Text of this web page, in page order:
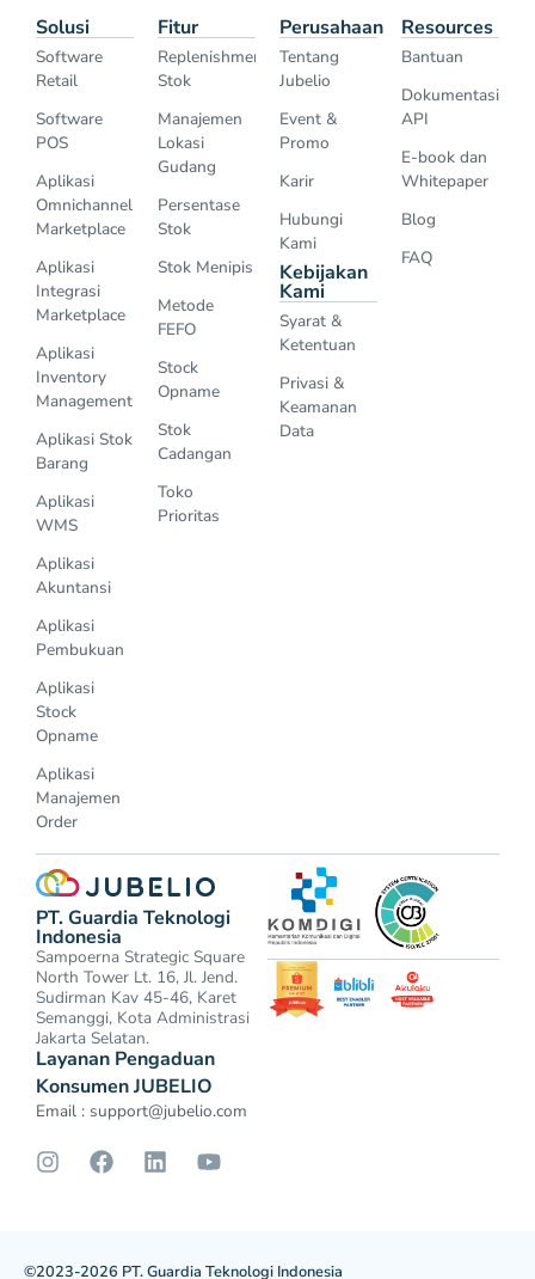
Solusi
Software
Retail
Software
POS
Aplikasi
Omnichannel
Marketplace
Aplikasi
Integrasi
Marketplace
Aplikasi
Inventory
Management
Aplikasi Stok
Barang
Aplikasi
WMS
Aplikasi
Akuntansi
Aplikasi
Pembukuan
Aplikasi
Stock
Opname
Aplikasi
Manajemen
Order
Fitur
Replenishment
Stok
Manajemen
Lokasi
Gudang
Persentase
Stok
Stok Menipis
Metode
FEFO
Stock
Opname
Stok
Cadangan
Toko
Prioritas
Perusahaan
Tentang
Jubelio
Event &
Promo
Karir
Hubungi
Kami
Kebijakan
Kami
Syarat &
Ketentuan
Privasi &
Keamanan
Data
Resources
Bantuan
Dokumentasi
API
E-book dan
Whitepaper
Blog
FAQ
PT. Guardia Teknologi
Indonesia
Sampoerna Strategic Square
North Tower Lt. 16, Jl. Jend.
Sudirman Kav 45-46, Karet
Semanggi, Kota Administrasi
Jakarta Selatan.
Layanan Pengaduan
Konsumen JUBELIO
Email : support@jubelio.com
©2023-2026 PT. Guardia Teknologi Indonesia